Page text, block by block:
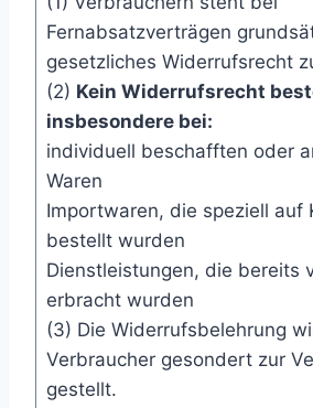
Fernabsatzverträgen
gesetzliches Widerrufsrecht
(2) Kein Widerrufsrecht
insbesondere bei:
individuell beschafften oder
Waren
Importwaren, die speziell auf
bestellt wurden
Dienstleistungen, die bereits
erbracht wurden
(3) Die Widerrufsbelehrung
Verbraucher gesondert zur
gestellt.